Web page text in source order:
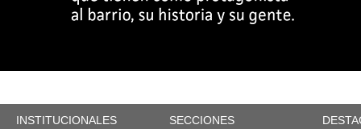
INSTITUCIONALES SECCIONES